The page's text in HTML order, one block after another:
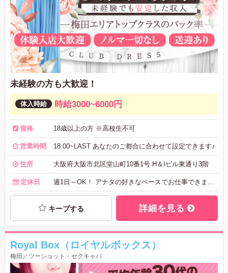
未経験の方も大歓迎！
時給3000~6000円
資格 18歳以上の方 ※高校生不可
営業時間 18:00~LAST あなたのご都合に合わせて設定できます♪
住所 大阪府大阪市北区堂山町10番1号 H＆Iビル東通り3階
定休日
キープする 詳細を見る
Royal Box（ロイヤルボックス）
梅田／ツーショット・セクキャバ